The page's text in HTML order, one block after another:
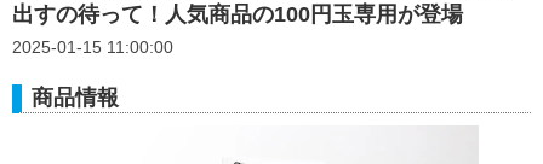
出すの待って！人気商品の100円玉専用が登場
2025-01-15 11:00:00
商品情報